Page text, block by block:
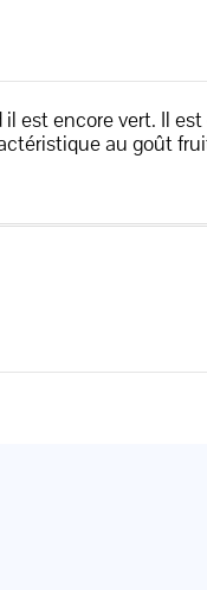
est encore vert. Il
au goût